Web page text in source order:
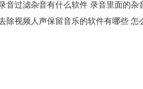
音过滤杂音有什么软件 录音里面的杂
除视频人声保留音乐的软件有哪些 怎